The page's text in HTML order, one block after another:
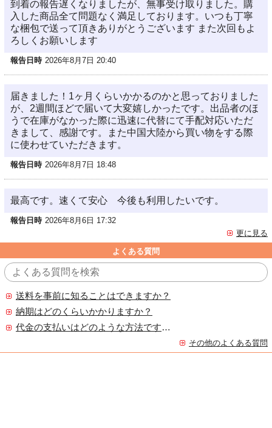
到着の報告遅くなりましたが、無事受け取りました。購
入した商品全て問題なく満足しております。いつも丁寧
な梱包で送って頂きありがとうございます また次回もよ
ろしくお願いします
報告日時 2026年8月7日 20:40
届きました！1ヶ月くらいかかるのかと思っておりました
が、2週間ほどで届いて大変嬉しかったです。出品者のほ
うで在庫がなかった際に迅速に代替にて手配対応いただ
きまして、感謝です。また中国大陸から買い物をする際
に使わせていただきます。
報告日時 2026年8月7日 18:48
最高です。速くて安心 今後も利用したいです。
報告日時 2026年8月6日 17:32
更に見る
よくある質問
送料を事前に知ることはできますか？
納期はどのくらいかかりますか？
代金の支払いはどのような方法ですか？
その他のよくある質問